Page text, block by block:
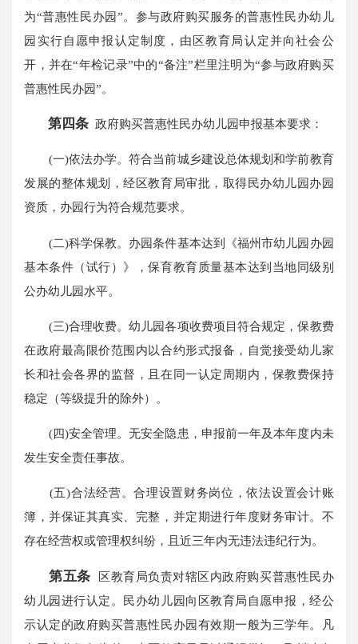
为“普惠性民办园”。参与政府购买服务的普惠性民办幼儿
园实行自愿申报认定制度，由区教育局认定并向社会公
开，并在“年检记录”中的“备注”栏里注明为“参与政府购买
普惠性民办园”。
第四条 政府购买普惠性民办幼儿园申报基本要求：
(一)依法办学。符合当前城乡建设总体规划和学前教育
发展的整体规划，经区教育局审批，取得民办幼儿园办园
资质，办园行为符合规范要求。
(二)科学保教。办园条件基本达到《福州市幼儿园办园
基本条件（试行）》，保育教育质量基本达到当地同级别
公办幼儿园水平。
(三)合理收费。幼儿园各项收费项目符合规定，保教费
在政府最高限价范围内以合约形式报备，自觉接受幼儿家
长和社会各界的监督，且在同一认定周期内，保教费保持
稳定（等级提升的除外）。
(四)安全管理。无安全隐患，申报前一年及本年度内未
发生安全责任事故。
(五)合法经营。合理设置财务岗位，依法设置会计账
簿，并保证其真实、完整，并定期进行年度财务审计。不
存在经营权或管理权纠纷，且近三年内无违法违纪行为。
第五条
区教育局负责对辖区内政府购买普惠性民办
幼儿园进行认定。民办幼儿园向区教育局自愿申报，经公
示认定的政府购买普惠性民办园有效期一般为三学年。凡